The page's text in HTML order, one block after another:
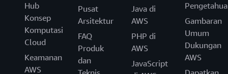
Hub
Konsep
Komputasi
Cloud
Keamanan
AWS
Pusat
Arsitektur
FAQ
Produk
dan
Java di
AWS
PHP di
AWS
JavaScript
Gambaran
Umum
Dukungan
AWS